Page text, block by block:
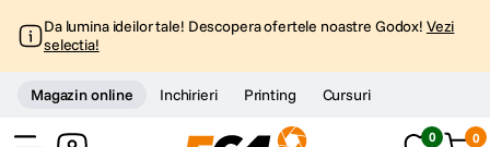
Da lumina ideilor tale! Descopera ofertele noastre Godox! Vezi
selectia!
Magazin online Inchirieri Printing Cursuri
0 0